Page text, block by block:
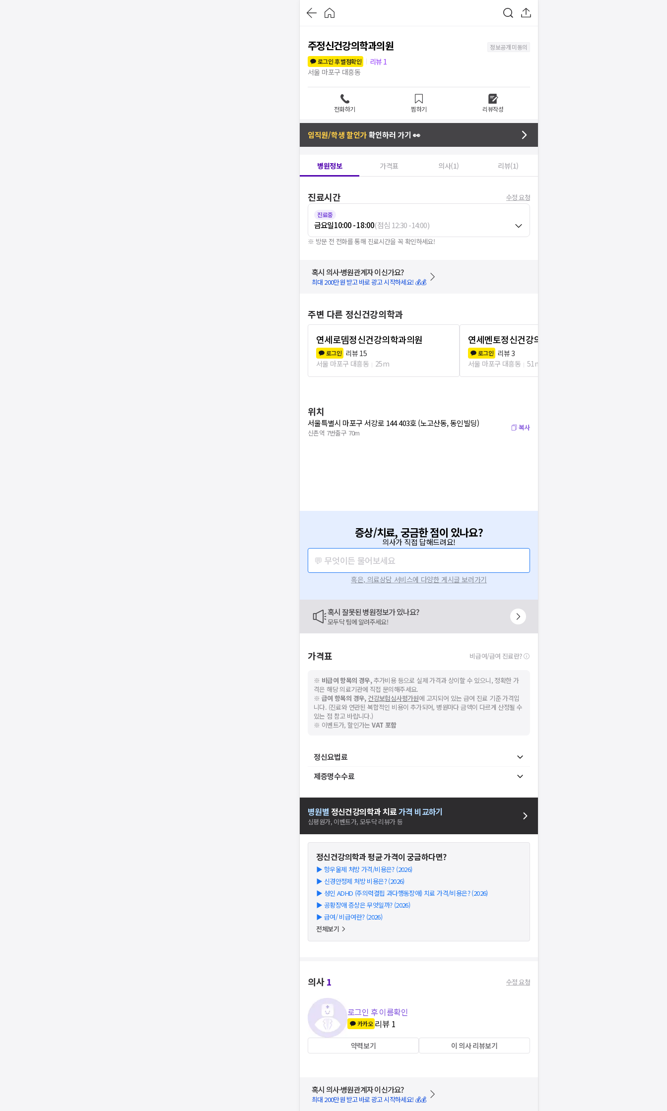
주정신건강의학과의원
정보공개 미동의
로그인 후 별점확인
리뷰 1
서울 마포구 대흥동
전화하기 찜하기 리뷰작성
임직원/학생 할인가확인하러 가기 👀
병원정보 가격표 의사(1) 리뷰(1)
진료시간 수정 요청
진료중
금요일10:00 - 18:00(점심 12:30-14:00)
※ 방문 전 전화를 통해 진료시간을 꼭 확인하세요!
혹시 의사·병원관계자 이신가요?
최대 200만원 받고 바로 광고 시작하세요! 💰💰
주변 다른 정신건강의학과
연세로뎀정신건강의학과의원
로그인 리뷰 15
서울 마포구 대흥동
25m
연세멘토정신건강의학과의원
로그인 리뷰 3
서울 마포구 대흥동
51m
위치
서울특별시 마포구 서강로 144 403호 (노고산동, 동인빌딩)
신촌역 7번출구 70m
복사
증상/치료, 궁금한 점이 있나요?
의사가 직접 답해드려요!
💬 무엇이든 물어보세요
혹은, 의료상담 서비스에 다양한 게시글 보러가기
혹시 잘못된 병원정보가 있나요?
모두닥 팀에 알려주세요!
가격표 비급여/급여 진료란?
※ 비급여 항목의 경우,추가비용 등으로 실제 가격과 상이할 수 있으니, 정확한 가
격은 해당 의료기관에 직접 문의해주세요.
※ 급여 항목의 경우, 건강보험심사평가원에 고지되어 있는 급여 진료 기준 가격입
니다. (진료와 연관된 복합적인 비용이 추가되어, 병원마다 금액이 다르게 산정될 수
있는 점 참고 바랍니다.)
※ 이벤트가, 할인가는VAT 포함
정신요법료
제증명수수료
병원별 정신건강의학과치료가격 비교하기
심평원가, 이벤트가, 모두닥 리뷰가 등
정신건강의학과평균 가격이 궁금하다면?
▶ 항우울제 처방 가격/비용은? (2026)
▶ 신경안정제 처방 비용은? (2026)
▶ 성인 ADHD (주의력결핍 과다행동장애) 치료 가격/비용은? (2026)
▶ 공황장애 증상은 무엇일까? (2026)
▶ 급여/ 비급여란? (2026)
전체보기
의사1 수정 요청
로그인 후 이름확인
카카오 리뷰 1
약력보기 이 의사 리뷰보기
혹시 의사·병원관계자 이신가요?
최대 200만원 받고 바로 광고 시작하세요! 💰💰